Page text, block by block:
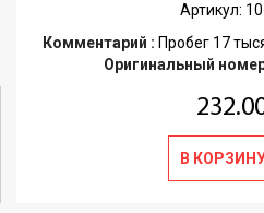
Артикул:
Комментарий : Пробег 17
Оригинальный
В